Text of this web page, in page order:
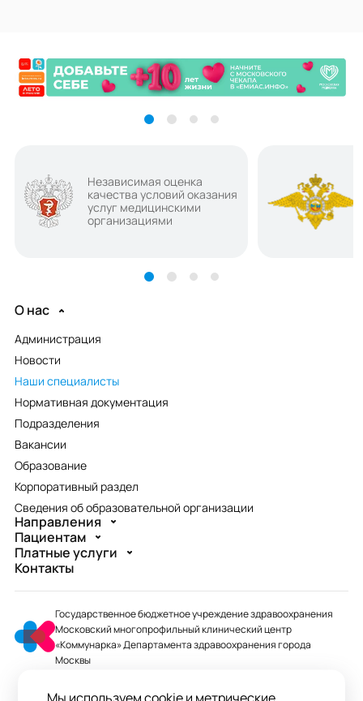
Независимая оценка
качества условий оказания
услуг медицинскими
организациями
О нас
Администрация
Новости
Наши специалисты
Нормативная документация
Подразделения
Вакансии
Образование
Корпоративный раздел
Сведения об образовательной организации
Направления
Пациентам
Платные услуги
Контакты
Государственное бюджетное учреждение здравоохранения
Московский многопрофильный клинический центр
«Коммунарка» Департамента здравоохранения города
Москвы